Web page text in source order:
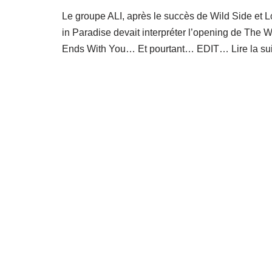
Le groupe ALI, après le succès de Wild Side et
in Paradise devait interpréter l’opening de The
Ends With You… Et pourtant… EDIT… Lire la